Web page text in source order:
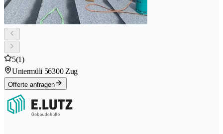
5(1)
Untermüli 56300 Zug
Offerte anfragen